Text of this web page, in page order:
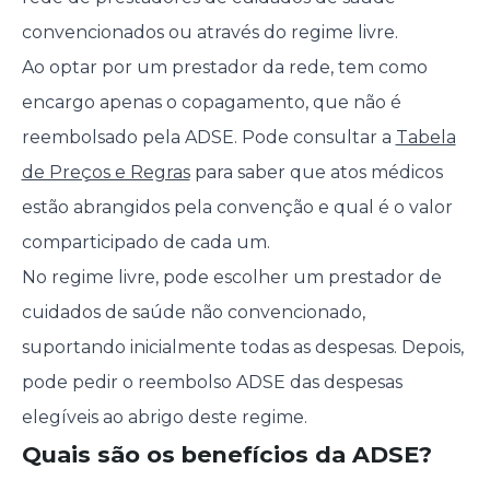
convencionados ou através do regime livre.
Ao optar por um prestador da rede, tem como
encargo apenas o copagamento, que não é
reembolsado pela ADSE. Pode consultar a Tabela
de Preços e Regraspara saber que atos médicos
estão abrangidos pela convenção e qual é o valor
comparticipado de cada um.
No regime livre, pode escolher um prestador de
cuidados de saúde não convencionado,
suportando inicialmente todas as despesas. Depois,
pode pedir o reembolso ADSE das despesas
elegíveis ao abrigo deste regime.
Quais são os benefícios da ADSE?